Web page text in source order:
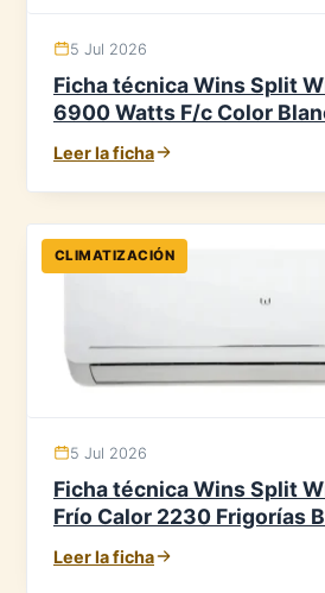
5 Jul 2026
Ficha técnica Wins Split
6900 Watts F/c Color
Leer la ficha
CLIMATIZACIÓN
5 Jul 2026
Ficha técnica Wins Split
Frío Calor 2230 Frigorías
Leer la ficha